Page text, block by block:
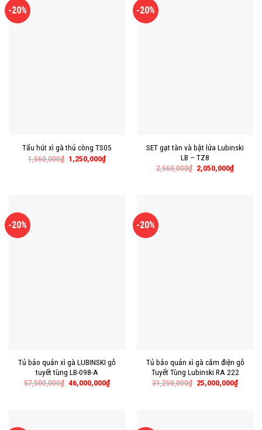
-20%
Tẩu hút xì gà thủ công TS05
1,560,000₫ 1,250,000₫
-20%
SET gạt tàn và bật lửa Lubinski
LB – TZ8
2,560,000₫ 2,050,000₫
-20%
Tủ bảo quản xì gà LUBINSKI gỗ
tuyết tùng LB-098-A
57,500,000₫ 46,000,000₫
-20%
Tủ bảo quản xì gà cắm điện gỗ
Tuyết Tùng Lubinski RA 222
31,250,000₫ 25,000,000₫